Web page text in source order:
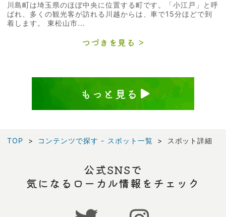
川島町は埼玉県のほぼ中央に位置する町です。「小江戸」と呼
ばれ、多くの観光客が訪れる川越からは、車で15分ほどで到
着します。 東松山市...
つづきを見る
もっと見る
TOP コンテンツで探す - スポット一覧 スポット詳細
公式SNSで
気になるローカル情報をチェック